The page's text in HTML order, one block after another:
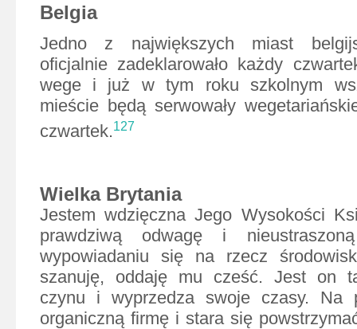
Belgia
Jedno z największych miast
oficjalnie zadeklarowało każdy
wege i już w tym roku szkolnym
mieście będą serwowały
czwartek.127
Wielka Brytania
Jestem wdzięczna Jego Wysokości
prawdziwą odwagę i
wypowiadaniu się na rzecz
szanuję, oddaję mu cześć. Jest on
czynu i wyprzedza swoje czasy. Na
organiczną firmę i stara się